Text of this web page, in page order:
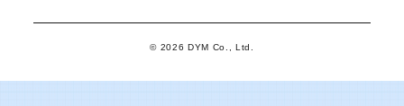
© 2026 DYM Co., Ltd.